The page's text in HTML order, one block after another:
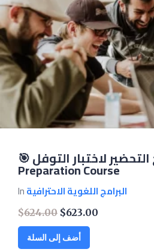
🎯 برنامج التحضير لاختبار التوفل – TOEFL
Preparation Course
Inالبرامج اللغوية الاحترافية
$624.00
Original
price
was:
$624.00.
$623.00
Current
price
is:
$623.00.
أضف إلى السلة